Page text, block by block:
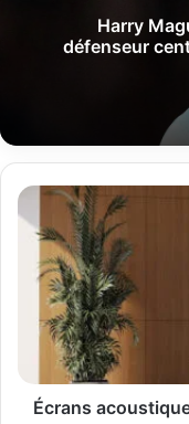
Harry
défenseur
Écrans
acoustiques
l'équilibre
parfait
entre
confort
sonore,
design
et
flexibilité
Écrans